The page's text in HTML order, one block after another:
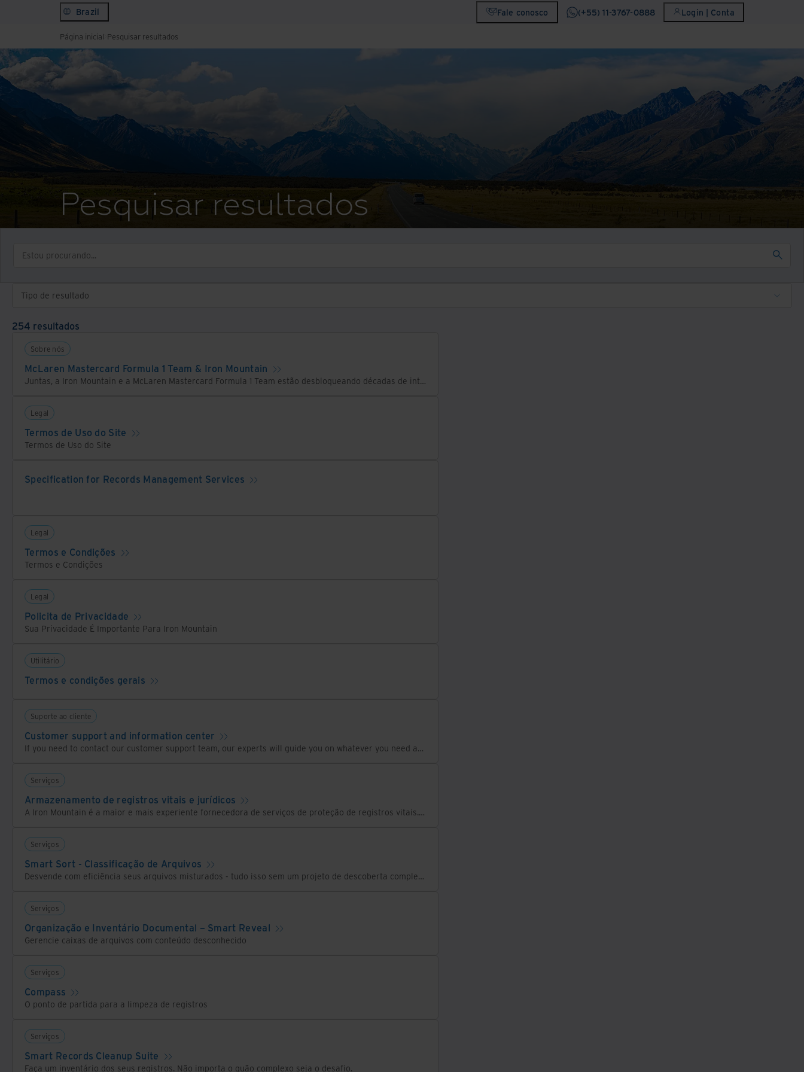
Brazil Fale conosco (+55) 11-3767-0888 Login | Conta
Página inicial Pesquisar resultados
Pesquisar resultados
Tipo de resultado
254 resultados
Sobre nós
McLaren Mastercard Formula 1 Team & Iron Mountain
Juntas, a Iron Mountain e a McLaren Mastercard Formula 1 Team estão desbloqueando décadas de inteligência em corrida para impulsionar o que está por vir.
Legal
Termos de Uso do Site
Termos de Uso do Site
Specification for Records Management Services
Legal
Termos e Condições
Termos e Condições
Legal
Policita de Privacidade
Sua Privacidade É Importante Para Iron Mountain
Utilitário
Termos e condições gerais
Suporte ao cliente
Customer support and information center
If you need to contact our customer support team, our experts will guide you on whatever you need and offer you support 24/7.
Serviços
Armazenamento de registros vitais e jurídicos
A Iron Mountain é a maior e mais experiente fornecedora de serviços de proteção de registros vitais. Obtenha uma cotação gratuita para proteger seus ativos mais valiosos.
Serviços
Smart Sort - Classificação de Arquivos
Desvende com eficiência seus arquivos misturados - tudo isso sem um projeto de descoberta complexo e trabalhoso
Serviços
Organização e Inventário Documental – Smart Reveal
Gerencie caixas de arquivos com conteúdo desconhecido
Serviços
Compass
O ponto de partida para a limpeza de registros
Serviços
Smart Records Cleanup Suite
Faça um inventário dos seus registros. Não importa o quão complexo seja o desafio.